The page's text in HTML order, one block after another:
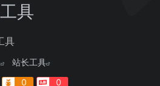
具
具
站长工具
0 0